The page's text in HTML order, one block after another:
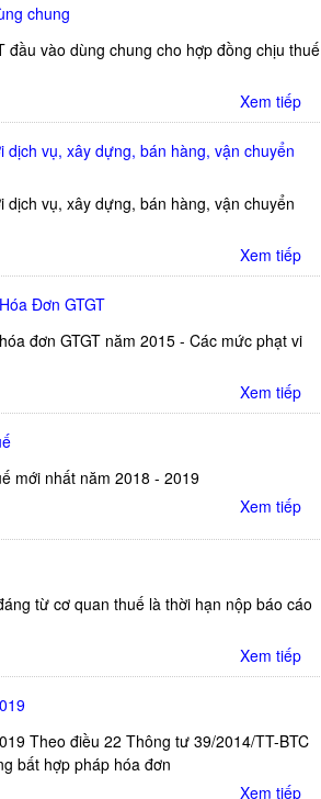
chung
đầu vào dùng chung cho hợp đồng chịu thuế
Xem tiếp
dịch vụ, xây dựng, bán hàng, vận chuyển
dịch vụ, xây dựng, bán hàng, vận chuyển
Xem tiếp
Đơn GTGT
đơn GTGT năm 2015 - Các mức phạt vi
Xem tiếp
mới nhất năm 2018 - 2019
Xem tiếp
từ cơ quan thuế là thời hạn nộp báo cáo
Xem tiếp
Theo điều 22 Thông tư 39/2014/TT-BTC
bất hợp pháp hóa đơn
Xem tiếp